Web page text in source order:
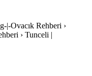
|-Ovacık Rehberi ›
› Tunceli |